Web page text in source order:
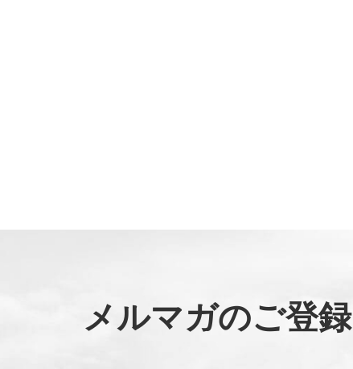
メルマガのご登録